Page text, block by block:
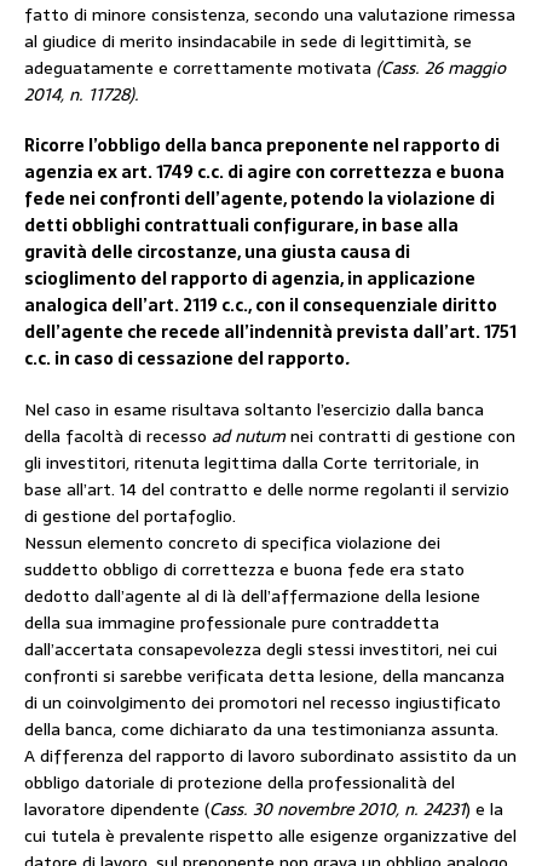
fatto di minore consistenza, secondo una valutazione rimessa
al giudice di merito insindacabile in sede di legittimità, se
adeguatamente e correttamente motivata (Cass. 26 maggio
2014, n. 11728).
Ricorre l’obbligo della banca preponente nel rapporto di
agenzia ex art. 1749 c.c. di agire con correttezza e buona
fede nei confronti dell’agente, potendo la violazione di
detti obblighi contrattuali configurare, in base alla
gravità delle circostanze, una giusta causa di
scioglimento del rapporto di agenzia, in applicazione
analogica dell’art. 2119 c.c., con il consequenziale diritto
dell’agente che recede all’indennità prevista dall’art. 1751
c.c. in caso di cessazione del rapporto.
Nel caso in esame risultava soltanto l’esercizio dalla banca
della facoltà di recesso ad nutumnei contratti di gestione con
gli investitori, ritenuta legittima dalla Corte territoriale, in
base all’art. 14 del contratto e delle norme regolanti il servizio
di gestione del portafoglio.
Nessun elemento concreto di specifica violazione dei
suddetto obbligo di correttezza e buona fede era stato
dedotto dall’agente al di là dell’affermazione della lesione
della sua immagine professionale pure contraddetta
dall’accertata consapevolezza degli stessi investitori, nei cui
confronti si sarebbe verificata detta lesione, della mancanza
di un coinvolgimento dei promotori nel recesso ingiustificato
della banca, come dichiarato da una testimonianza assunta.
A differenza del rapporto di lavoro subordinato assistito da un
obbligo datoriale di protezione della professionalità del
lavoratore dipendente (Cass. 30 novembre 2010, n. 24231) e la
cui tutela è prevalente rispetto alle esigenze organizzative del